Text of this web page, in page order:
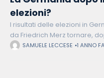
elezioni?
I risultati delle elezioni in
da Friedrich Merz tornare,
paese, questa volta con un
SAMUELE LECCESE 1 ANNO FA